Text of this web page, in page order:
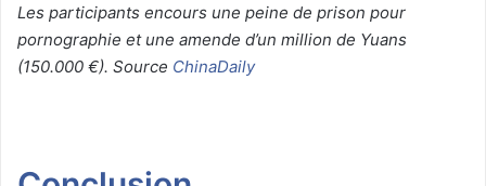
Les participants encours une peine de prison pour
pornographie et une amende d’un million de Yuans
(150.000 €). Source ChinaDaily